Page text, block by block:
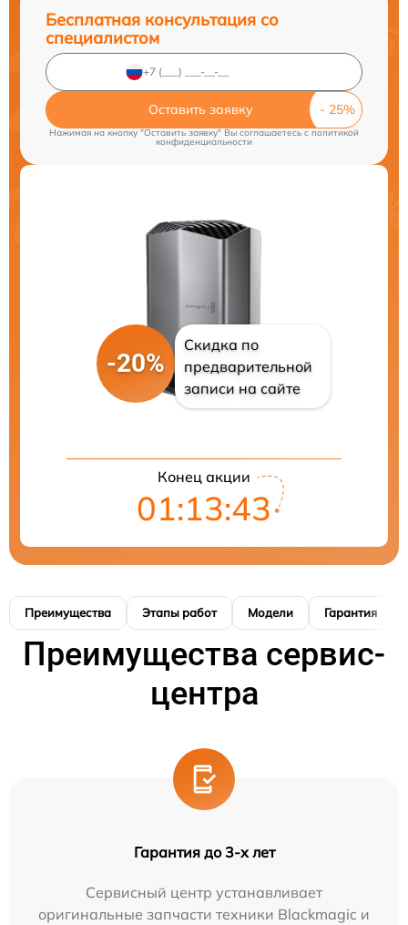
Бесплатная консультация со
специалистом
Оставить заявку
Нажимая на кнопку "Оставить заявку" Вы соглашаетесь cполитикой
конфиденциальности
-20%
Скидка по
предварительной
записи на сайте
Конец акции
01:13:42
Преимущества Этапы работ Модели Гарантия
Преимущества сервис-
центра
Гарантия до 3-х лет
Сервисный центр устанавливает
оригинальные запчасти техники Blackmagic и